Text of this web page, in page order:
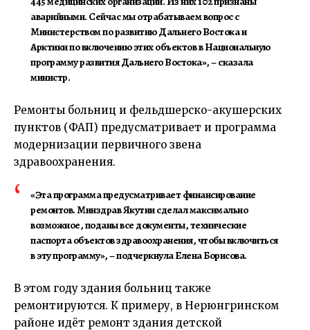
аварийными. Сейчас мы отрабатываем вопрос с
Министерством по развитию Дальнего Востока и
Арктики по включению этих объектов в Национальную
программу развития Дальнего Востока», – сказала
министр.
Ремонты больниц и фельдшерско-акушерских
пунктов (ФАП) предусматривает и программа
модернизации первичного звена
здравоохранения.
«Эта программа предусматривает финансирование
ремонтов. Минздрав Якутии сделал максимально
возможное, поданы все документы, технические
паспорта объектов здравоохранения, чтобы включиться
в эту программу», – подчеркнула Елена Борисова.
В этом году здания больниц также
ремонтируются. К примеру, в Нерюнгринском
районе идёт ремонт здания детской